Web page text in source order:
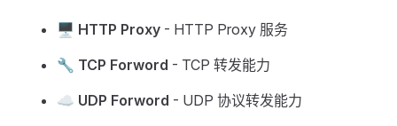
🖥️ HTTP Proxy - HTTP Proxy 服务
🔧 TCP Forword - TCP 转发能力
☁️ UDP Forword - UDP 协议转发能力